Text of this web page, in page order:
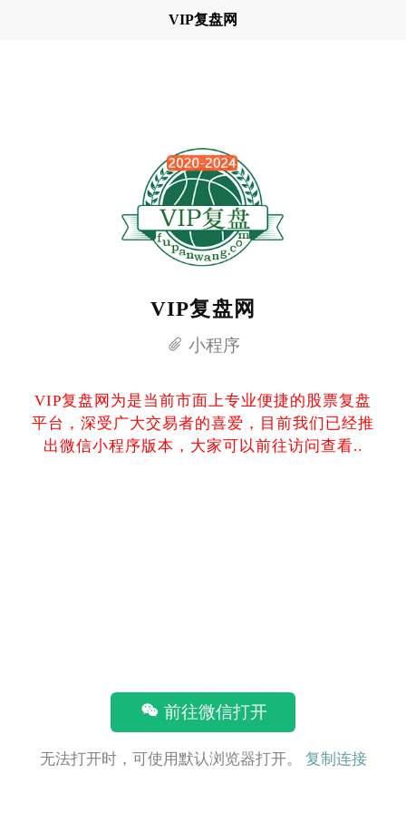
VIP复盘网
VIP复盘网
小程序
VIP复盘网为是当前市面上专业便捷的股票复盘
平台，深受广大交易者的喜爱，目前我们已经推
出微信小程序版本，大家可以前往访问查看..
前往微信打开
无法打开时，可使用默认浏览器打开。 复制连接